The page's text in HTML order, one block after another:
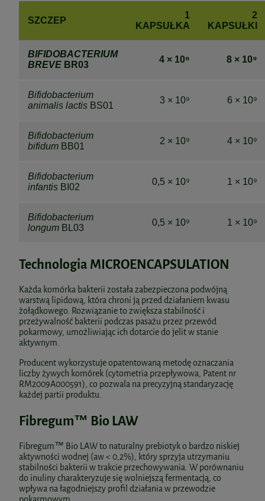
SZCZEP
1
KAPSUŁKA
2
KAPSUŁKI
BIFIDOBACTERIUM
BREVE BR03
4 × 10⁹ 8 × 10⁹
Bifidobacterium
animalis lactis BS01
3 × 10⁹ 6 × 10⁹
Bifidobacterium
bifidum BB01
2 × 10⁹ 4 × 10⁹
Bifidobacterium
infantis BI02
0,5 × 10⁹ 1 × 10⁹
Bifidobacterium
longum BL03
0,5 × 10⁹ 1 × 10⁹
Technologia MICROENCAPSULATION
Każda komórka bakterii została zabezpieczona podwójną
warstwą lipidową, która chroni ją przed działaniem kwasu
żołądkowego. Rozwiązanie to zwiększa stabilność i
przeżywalność bakterii podczas pasażu przez przewód
pokarmowy, umożliwiając ich dotarcie do jelit w stanie
aktywnym.
Producent wykorzystuje opatentowaną metodę oznaczania
liczby żywych komórek (cytometria przepływowa, Patent nr
RM2009A000591), co pozwala na precyzyjną standaryzację
każdej partii produktu.
Fibregum™ Bio LAW
Fibregum™ Bio LAW to naturalny prebiotyk o bardzo niskiej
aktywności wodnej (aw < 0,2%), który sprzyja utrzymaniu
stabilności bakterii w trakcie przechowywania. W porównaniu
do inuliny charakteryzuje się wolniejszą fermentacją, co
wpływa na łagodniejszy profil działania w przewodzie